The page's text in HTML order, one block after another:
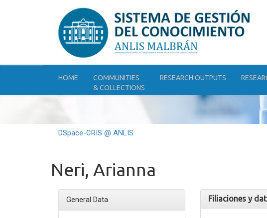
HOME
COMMUNITIES
& COLLECTIONS
RESEARCH OUTPUTS
DSpace-CRIS @ ANLIS
Neri, Arianna
General Data Filiaciones y